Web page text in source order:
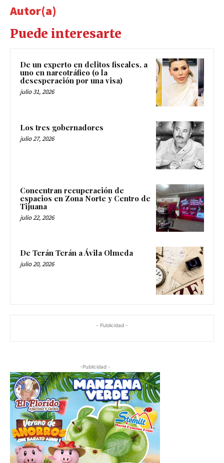
Autor(a)
Puede interesarte
De un experto en delitos fiscales, a
uno en narcotráfico (o la
desesperación por una visa)
julio 31, 2026
Los tres gobernadores
julio 27, 2026
Concentran recuperación de
espacios en Zona Norte y Centro de
Tijuana
julio 22, 2026
De Terán Terán a Ávila Olmeda
julio 20, 2026
- Publicidad -
-Publicidad -